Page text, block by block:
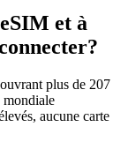
et à
plus de 207
mondiale
aucune carte